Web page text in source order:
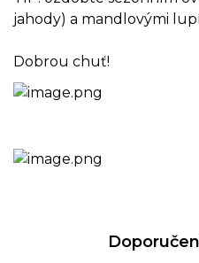
jahody) a mandlovými
Dobrou chuť!